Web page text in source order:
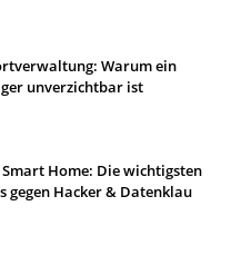
Warum ein
unverzichtbar ist
Home: Die wichtigsten
gegen Hacker & Datenklau